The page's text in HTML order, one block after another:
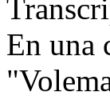
En una